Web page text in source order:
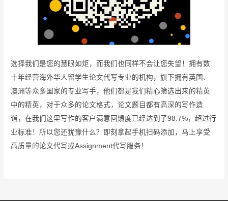
选择我们是您的慧眼如炬，而我们也同样不会让您失望！拥有数
十年经营海外华人留学生论文代写专业的机构，旗下拥有英国、
澳洲等众多国家的专业写手，他们都是我们精心筛选出来的精英
中的精英，对于众多的论文格式，论文题目都有高深的写作造
诣，在我们这里写作的客户满意回馈度已经达到了98.7%，超过行
业标准！所以您还犹豫什么？即刻拿起手机扫码添加，马上享受
高质量的论文代写或Assignment代写服务！